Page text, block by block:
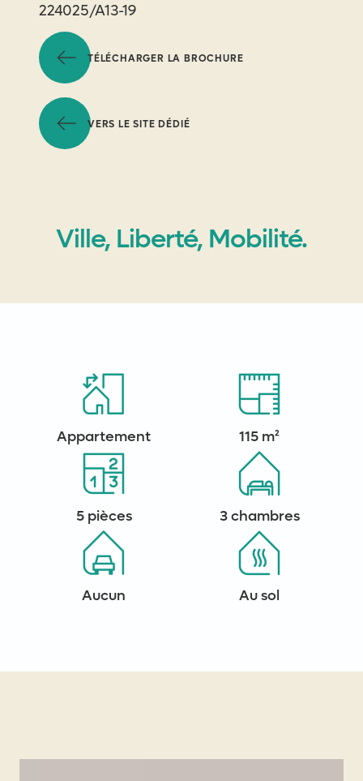
224025/A13-19
TÉLÉCHARGER LA BROCHURE
VERS LE SITE DÉDIÉ
Ville, Liberté, Mobilité.
Appartement 115 m²
5 pièces 3 chambres
Aucun Au sol